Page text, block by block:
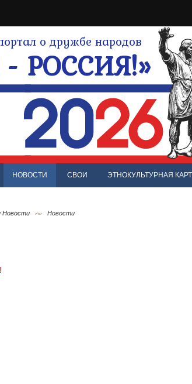
о дружбе народов
РОССИЯ!»
НОВОСТИ СВОИ ЭТНОКУЛЬТУРНАЯ
Новости Новости